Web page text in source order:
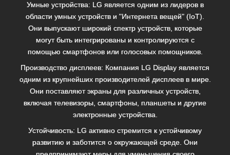
Умные устройства: LG является одним из лидеров в
области умных устройств и "Интернета вещей" (IoT).
Они выпускают широкий спектр устройств, которые
могут быть интегрированы и контролируются с
помощью смартфонов или голосовых помощников.
Производство дисплеев: Компания LG Display является
одним из крупнейших производителей дисплеев в мире.
Они поставляют экраны для различных устройств,
включая телевизоры, смартфоны, планшеты и другие
электронные устройства.
Устойчивость: LG активно стремится к устойчивому
развитию и заботится о окружающей среде. Они